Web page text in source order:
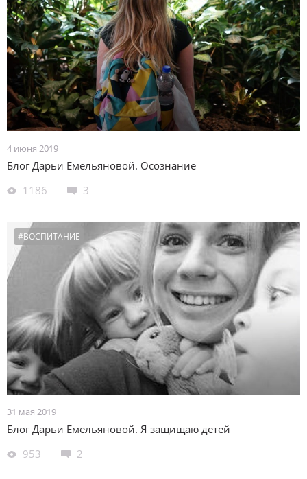
4 июня 2019
Блог Дарьи Емельяновой. Осознание
1186
3
#ВОСПИТАНИЕ
31 мая 2019
Блог Дарьи Емельяновой. Я защищаю детей
953
2